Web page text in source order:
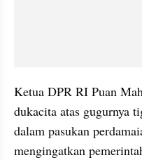
Ketua DPR RI Puan
dukacita atas gugurnya
dalam pasukan
mengingatkan